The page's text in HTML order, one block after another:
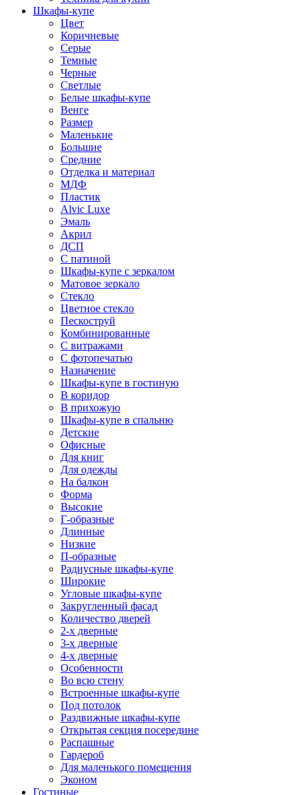
Шкафы-купе
Цвет
Коричневые
Серые
Темные
Черные
Светлые
Белые шкафы-купе
Венге
Размер
Маленькие
Большие
Средние
Отделка и материал
МДФ
Пластик
Alvic Luxe
Эмаль
Акрил
ДСП
С патиной
Шкафы-купе с зеркалом
Матовое зеркало
Стекло
Цветное стекло
Пескоструй
Комбинированные
С витражами
С фотопечатью
Назначение
Шкафы-купе в гостиную
В коридор
В прихожую
Шкафы-купе в спальню
Детские
Офисные
Для книг
Для одежды
На балкон
Форма
Высокие
Г-образные
Длинные
Низкие
П-образные
Радиусные шкафы-купе
Широкие
Угловые шкафы-купе
Закругленный фасад
Количество дверей
2-х дверные
3-х дверные
4-х дверные
Особенности
Во всю стену
Встроенные шкафы-купе
Под потолок
Раздвижные шкафы-купе
Открытая секция посередине
Распашные
Гардероб
Для маленького помещения
Эконом
Гостиные